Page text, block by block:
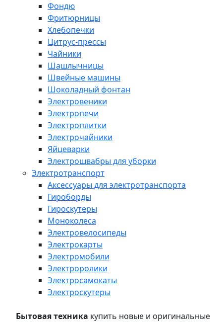
Фондю
Фритюрницы
Хлебопечки
Цитрус-прессы
Чайники
Шашлычницы
Швейные машины
Шоколадный фонтан
Электровеники
Электропечи
Электроплитки
Электрочайники
Яйцеварки
Электрошвабры для уборки
Электротранспорт
Аксессуары для электротранспорта
Гироборды
Гироскутеры
Моноколеса
Электровелосипеды
Электрокарты
Электромобили
Электроролики
Электросамокаты
Электроскутеры
Бытовая техника купить новые и оригинальные